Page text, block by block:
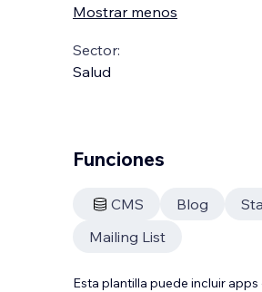
Mostrar menos
Sector:
Salud
Funciones
CMS Blog
Mailing List
Esta plantilla puede incluir